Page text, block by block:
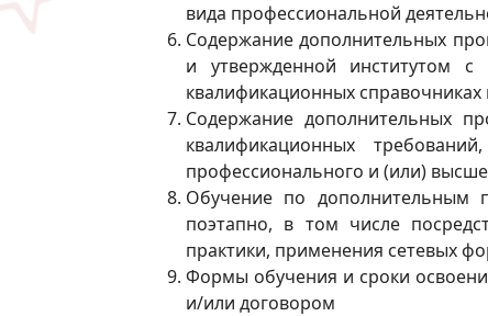
вида профессиональной
Содержание дополнительных
и утвержденной институтом с
квалификационных
Содержание дополнительных
квалификационных
профессионального и (или)
Обучение по дополнительным
поэтапно, в том числе
практики, применения сетевых
Формы обучения и сроки
и/или договором